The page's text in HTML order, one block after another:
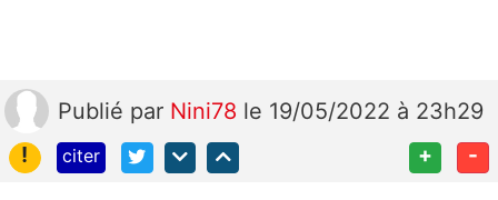
Publié par Nini78 le 19/05/2022 à 23h29
!
citer + -